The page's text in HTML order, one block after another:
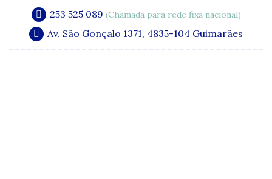
253 525 089 (Chamada para rede fixa nacional)
Av. São Gonçalo 1371, 4835-104 Guimarães